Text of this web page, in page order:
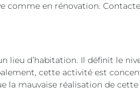
comme en rénovation.
lieu d’habitation. Il définit le
cette activité est
la mauvaise réalisation de cette